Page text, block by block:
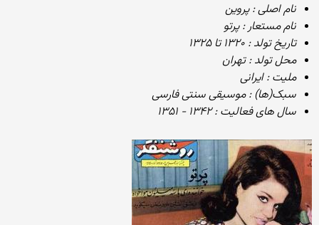
نام اصلی : پروین
نام مستعار : پرتو
تاریخ تولد : ۱۳۲۰ تا ۱۳۲۵
محل تولد : تهران
ملیت : ایرانی
سبک‌(ها) : موسیقی سنتی فارسی
سال های فعالیت : ۱۳۴۲ - ۱۳۵۱